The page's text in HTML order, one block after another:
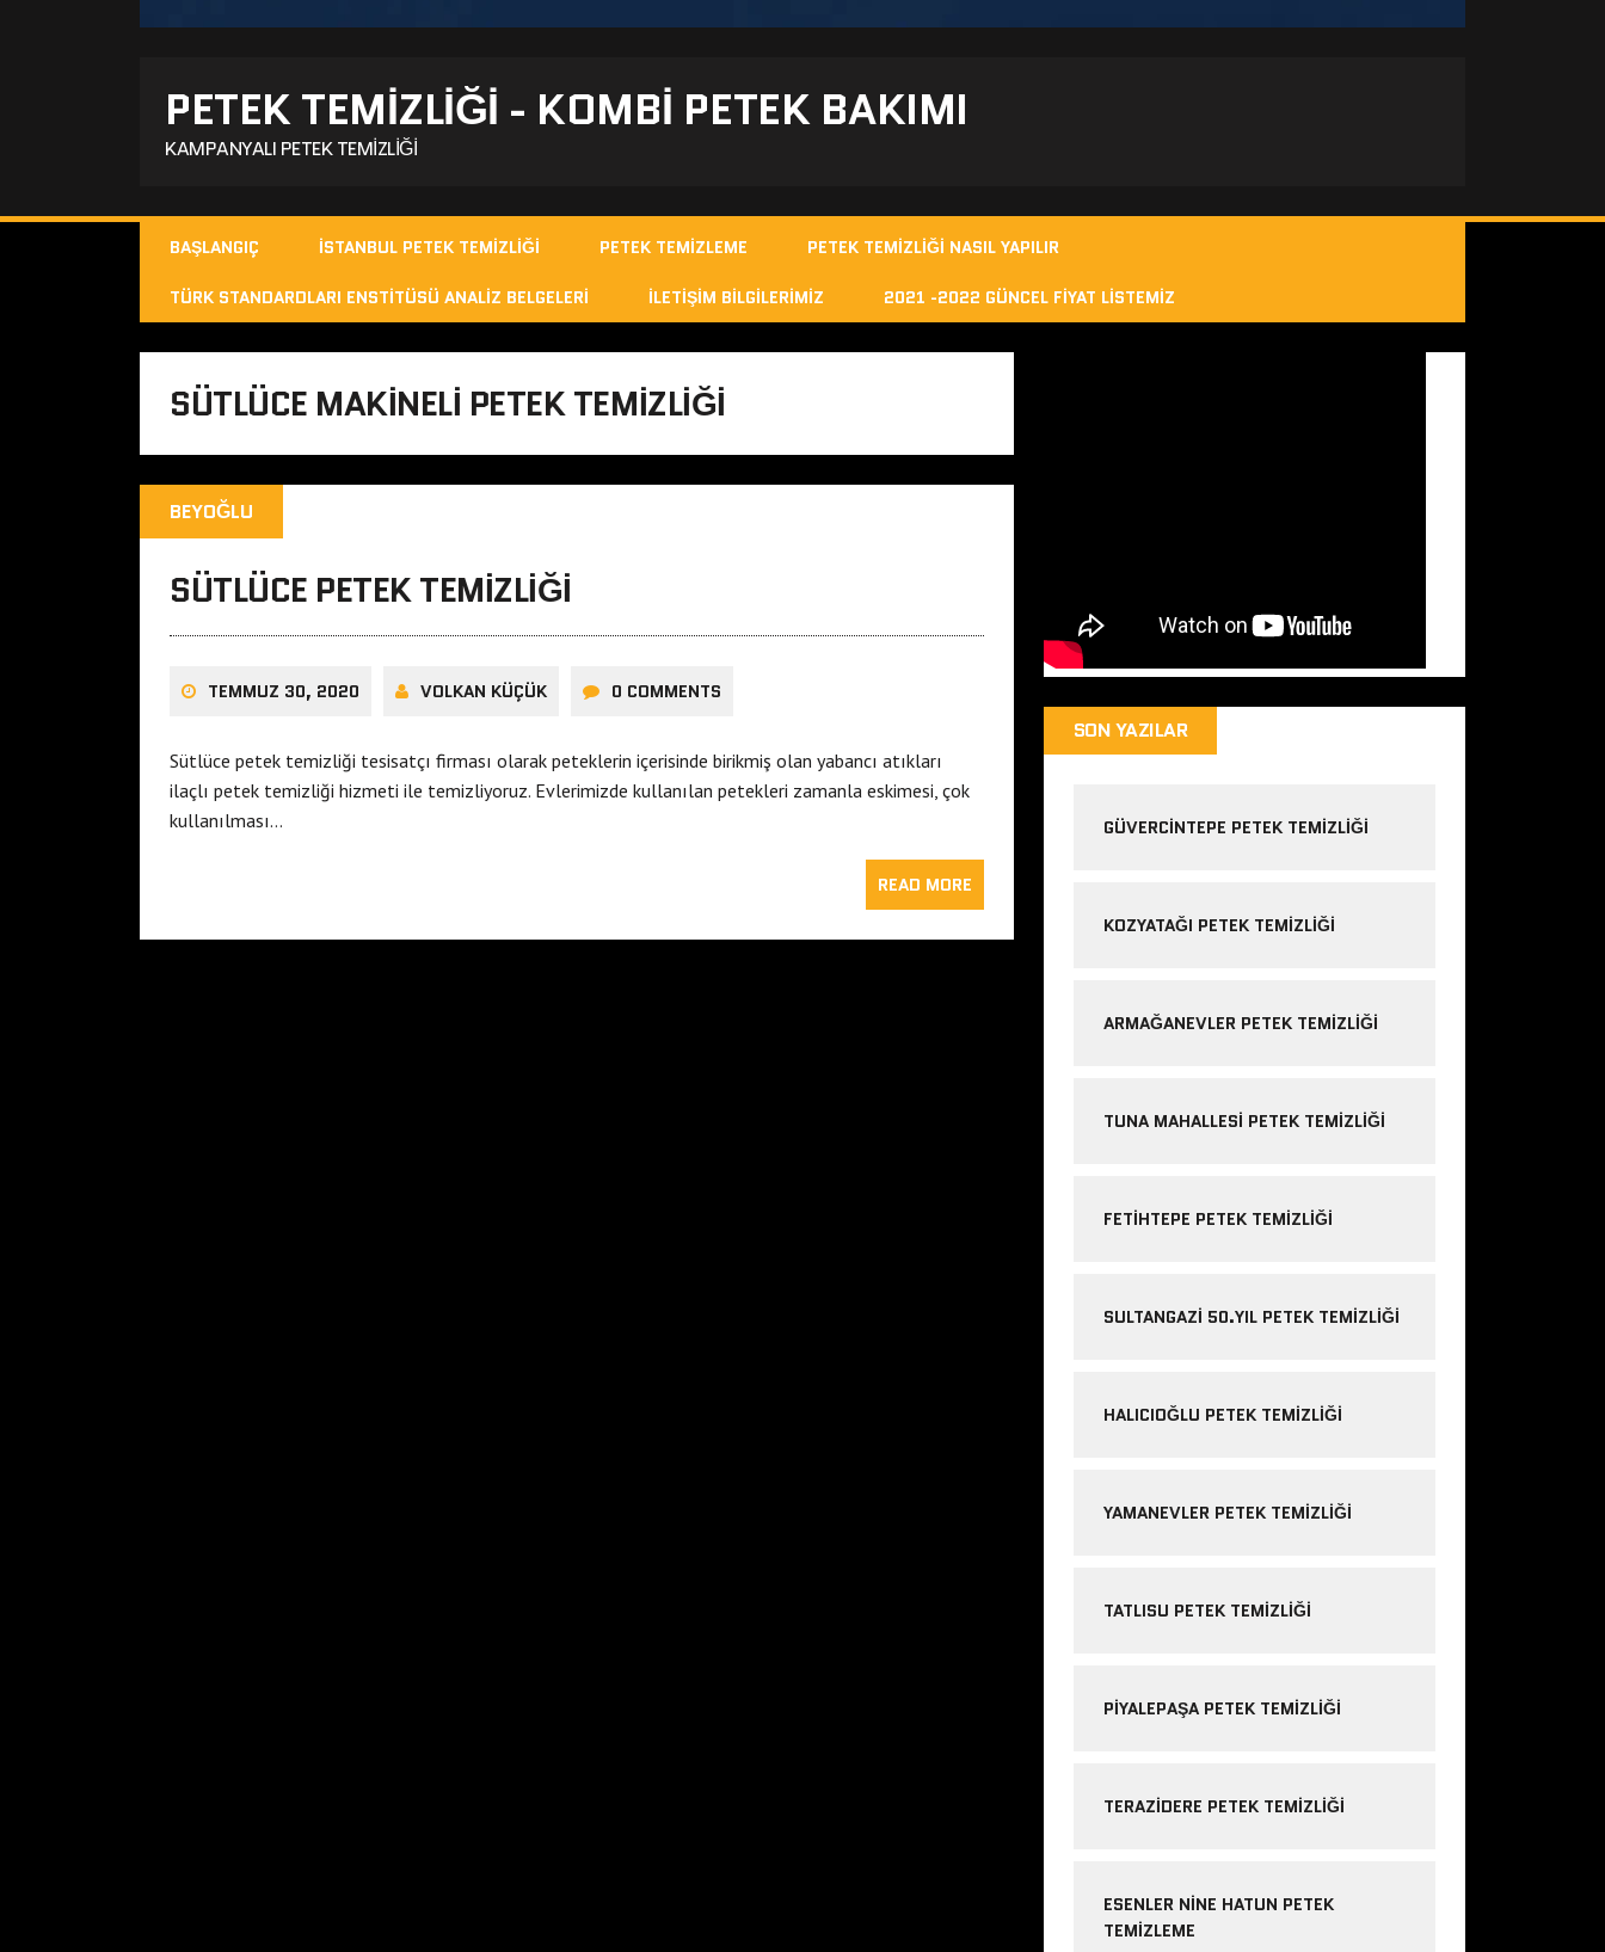
PETEK TEMIZLIĞI - KOMBI PETEK BAKIMI
KAMPANYALI PETEK TEMIZLIĞI
BAŞLANGIÇ İSTANBUL PETEK TEMIZLIĞI PETEK TEMIZLEME PETEK TEMIZLIĞI NASIL YAPILIR
TÜRK STANDARDLARI ENSTITÜSÜ ANALIZ BELGELERI İLETIŞIM BILGILERIMIZ 2021 -2022 GÜNCEL FIYAT LISTEMIZ
SÜTLÜCE MAKINELI PETEK TEMIZLIĞI
BEYOĞLU
SÜTLÜCE PETEK TEMIZLIĞI
TEMMUZ 30, 2020 VOLKAN KÜÇÜK 0 COMMENTS
Sütlüce petek temizliği tesisatçı firması olarak peteklerin içerisinde birikmiş olan yabancı atıkları
ilaçlı petek temizliği hizmeti ile temizliyoruz. Evlerimizde kullanılan petekleri zamanla eskimesi, çok
kullanılması…
READ MORE
SON YAZILAR
GÜVERCINTEPE PETEK TEMIZLIĞI
KOZYATAĞI PETEK TEMIZLIĞI
ARMAĞANEVLER PETEK TEMIZLIĞI
TUNA MAHALLESI PETEK TEMIZLIĞI
FETIHTEPE PETEK TEMIZLIĞI
SULTANGAZI 50.YIL PETEK TEMIZLIĞI
HALICIOĞLU PETEK TEMIZLIĞI
YAMANEVLER PETEK TEMIZLIĞI
TATLISU PETEK TEMIZLIĞI
PIYALEPAŞA PETEK TEMIZLIĞI
TERAZIDERE PETEK TEMIZLIĞI
ESENLER NINE HATUN PETEK
TEMIZLEME